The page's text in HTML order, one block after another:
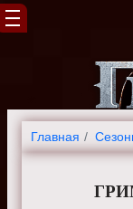
Главная